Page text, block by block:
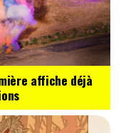
affiche déjà